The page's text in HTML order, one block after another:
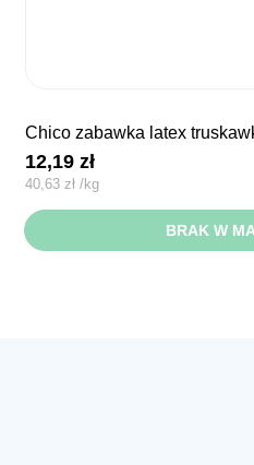
chico zabawka latex
12,19zł
40,63zł /kg
BRAK W